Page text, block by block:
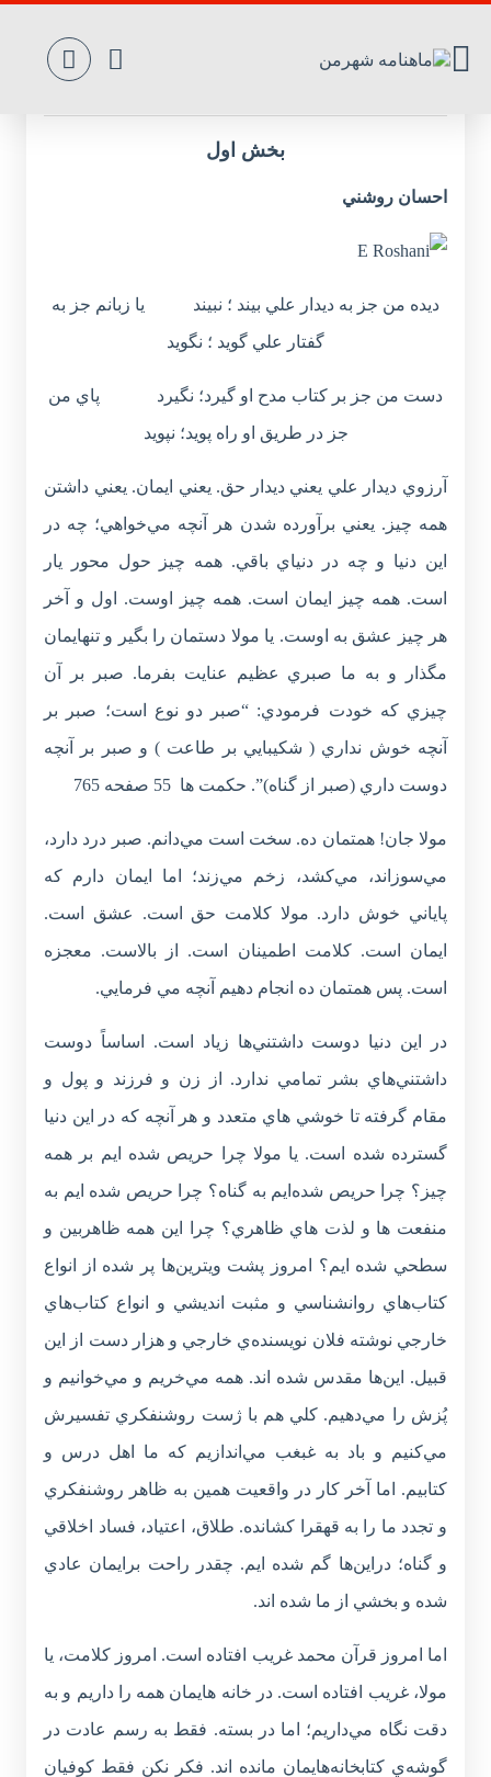
بخش اول
احسان روشني
ديده من جز به ديدار علي بيند ؛ نبيند يا زبانم جز به
گفتار علي گويد ؛ نگويد
دست من جز بر كتاب مدح او گيرد؛ نگيرد پاي من
جز در طريق او راه پويد؛ نپويد
آرزوي ديدار علي يعني ديدار حق. يعني ايمان. يعني داشتن
همه چيز. يعني برآورده شدن هر آنچه مي‌خواهي؛ چه در
اين دنيا و چه در دنياي باقي. همه چيز حول محور يار
است. همه چيز ايمان است. همه چيز اوست. اول و آخر
هر چيز عشق به اوست. يا مولا دستمان را بگير و تنهايمان
مگذار و به ما صبري عظيم عنايت بفرما. صبر بر آن
چيزي كه خودت فرمودي: “صبر دو نوع است؛ صبر بر
آنچه خوش نداري ( شكيبايي بر طاعت ) و صبر بر آنچه
دوست داري (صبر از گناه)”. حكمت ها 55 صفحه 765
مولا جان! همتمان ده. سخت است مي‌دانم. صبر درد دارد،
مي‌سوزاند، مي‌كشد، زخم مي‌زند؛ اما ايمان دارم كه
پاياني خوش دارد. مولا كلامت حق است. عشق است.
ايمان است. كلامت اطمينان است. از بالاست. معجزه
است. پس همتمان ده انجام دهيم آنچه مي فرمايي.
در اين دنيا دوست داشتني‌ها زياد است. اساساً دوست
داشتني‌هاي بشر تمامي ندارد. از زن و فرزند و پول و
مقام گرفته تا خوشي هاي متعدد و هر آنچه كه در اين دنيا
گسترده شده است. يا مولا چرا حريص شده ايم بر همه
چيز؟ چرا حريص شده‌ايم به گناه؟ چرا حريص شده ايم به
منفعت ها و لذت هاي ظاهري؟ چرا اين همه ظاهربين و
سطحي شده ايم؟ امروز پشت ويترين‌ها پر شده از انواع
كتاب‌هاي روانشناسي و مثبت انديشي و انواع كتاب‌هاي
خارجي نوشته فلان نويسنده‌ي خارجي و هزار دست از اين‌
قبيل. اين‌ها مقدس شده اند. همه مي‌خريم و مي‌خوانيم و
پُزش را مي‌دهيم. كلي هم با ژست روشنفكري تفسيرش
مي‌كنيم و باد به غبغب مي‌اندازيم كه ما اهل درس و
كتابيم. اما آخر كار در واقعيت همين به ظاهر روشنفكري
و تجدد ما را به قهقرا كشانده. طلاق، اعتياد، فساد اخلاقي
و گناه؛ دراين‌ها گم شده ايم. چقدر راحت برايمان عادي
شده و بخشي از ما شده اند.
اما امروز قرآن محمد غريب افتاده است. امروز كلامت، يا
مولا، غريب افتاده است. در خانه هايمان همه را داريم و به
دقت نگاه مي‌داريم؛ اما در بسته. فقط به رسم عادت در
گوشه‌ي كتابخانه‌هايمان مانده اند. فكر نكن فقط كوفيان